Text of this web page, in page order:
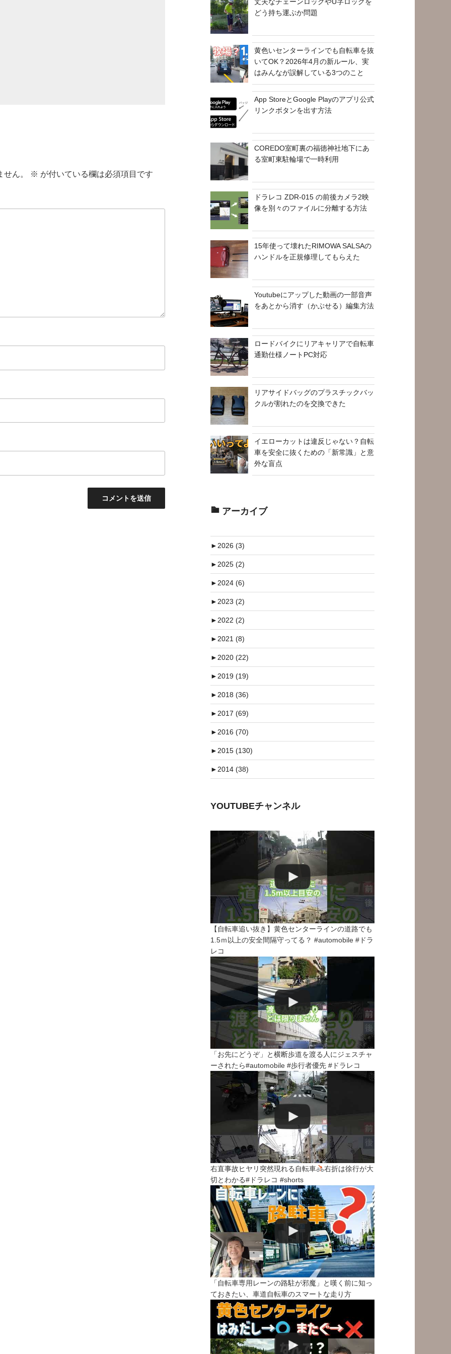
ん。 ※ が付いている欄は必須項目です
どう持ち運ぶか問題
黄色いセンターラインでも自転車を抜
いてOK？2026年4月の新ルール、実
はみんなが誤解している3つのこと
App StoreとGoogle Playのアプリ公式
リンクボタンを出す方法
COREDO室町裏の福徳神社地下にあ
る室町東駐輪場で一時利用
ドラレコ ZDR-015 の前後カメラ2映
像を別々のファイルに分離する方法
15年使って壊れたRIMOWA SALSAの
ハンドルを正規修理してもらえた
Youtubeにアップした動画の一部音声
をあとから消す（かぶせる）編集方法
ロードバイクにリアキャリアで自転車
通勤仕様ノートPC対応
リアサイドバッグのプラスチックバッ
クルが割れたのを交換できた
イエローカットは違反じゃない？自転
車を安全に抜くための「新常識」と意
外な盲点
アーカイブ
►2026 (3)
►2025 (2)
►2024 (6)
►2023 (2)
►2022 (2)
►2021 (8)
►2020 (22)
►2019 (19)
►2018 (36)
►2017 (69)
►2016 (70)
►2015 (130)
►2014 (38)
YOUTUBEチャンネル
【自転車追い抜き】黄色センターラインの道路でも
1.5ｍ以上の安全間隔守ってる？ #automobile #ドラ
レコ
「お先にどうぞ」と横断歩道を渡る人にジェスチャ
ーされたら#automobile #歩行者優先 #ドラレコ
右直事故ヒヤリ突然現れる自転車
右折は徐行が大
切とわかる#ドラレコ #shorts
「自転車専用レーンの路駐が邪魔」と嘆く前に知っ
ておきたい、車道自転車のスマートな走り方